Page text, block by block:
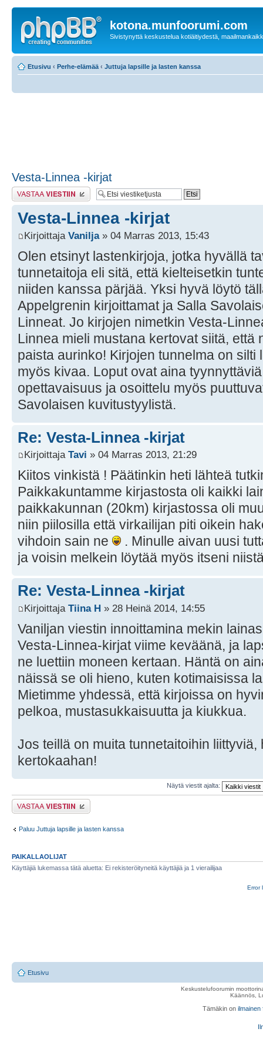
kotona.munfoorumi.com
Sivistynyttä keskustelua kotiäitiydestä,
Etusivu ‹ Perhe-elämää ‹ Juttuja lapsille ja lasten kanssa
Vesta-Linnea -kirjat
Lähetä vastaus
Vesta-Linnea -kirjat
Kirjoittaja Vanilja» 04 Marras 2013, 15:43
Olen etsinyt lastenkirjoja, jotka hyvällä
tunnetaitoja eli sitä, että kielteisetkin
niiden kanssa pärjää. Yksi hyvä löytö
Appelgrenin kirjoittamat ja Salla
Linneat. Jo kirjojen nimetkin Vesta-
Linnea mieli mustana kertovat siitä, että
paista aurinko! Kirjojen tunnelma on silti
myös kivaa. Loput ovat aina
opettavaisuus ja osoittelu myös
Savolaisen kuvitustyylistä.
Re: Vesta-Linnea -kirjat
Kirjoittaja Tavi » 04 Marras 2013, 21:29
Kiitos vinkistä ! Päätinkin heti lähteä
Paikkakuntamme kirjastosta oli kaikki
paikkakunnan (20km) kirjastossa oli
niin piilosilla että virkailijan piti oikein
vihdoin sain ne
. Minulle aivan uusi
ja voisin melkein löytää myös itseni
Re: Vesta-Linnea -kirjat
Kirjoittaja Tiina H » 28 Heinä 2014, 14:55
Vaniljan viestin innoittamina mekin
Vesta-Linnea-kirjat viime keväänä, ja
ne luettiin moneen kertaan. Häntä on
näissä se oli hieno, kuten kotimaisissa
Mietimme yhdessä, että kirjoissa on
pelkoa, mustasukkaisuutta ja kiukkua.
Jos teillä on muita tunnetaitoihin
kertokaahan!
Näytä viestit ajalta:
Lähetä vastaus
Paluu Juttuja lapsille ja lasten kanssa
PAIKALLAOLIJAT
Käyttäjiä lukemassa tätä aluetta: Ei rekisteröityneitä käyttäjiä ja 1 vierailijaa
Error
Etusivu
Keskustelufoorumin
Käännös,
Tämäkin on ilmainen